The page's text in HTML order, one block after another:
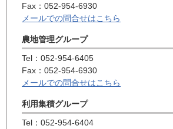
Fax：052-954-6930
メールでの問合せはこちら
農地管理グループ
Tel：052-954-6405
Fax：052-954-6930
メールでの問合せはこちら
利用集積グループ
Tel：052-954-6404